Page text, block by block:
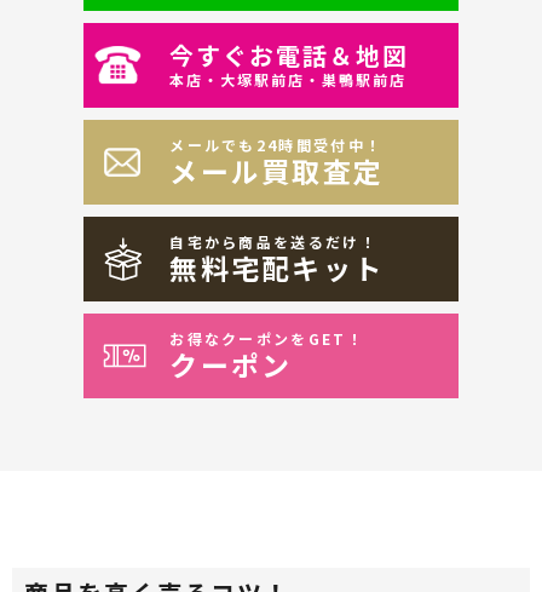
今すぐお電話＆地図
本店・大塚駅前店・巣鴨駅前店
メールでも24時間受付中！
メール買取査定
自宅から商品を送るだけ！
無料宅配キット
お得なクーポンをGET！
クーポン